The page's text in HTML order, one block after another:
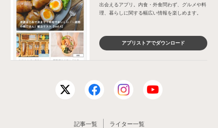
出会えるアプリ。内食・外食問わず、グルメや料
理、暮らしに関する幅広い情報を楽しめます。
アプリストアでダウンロード
記事一覧
ライター一覧